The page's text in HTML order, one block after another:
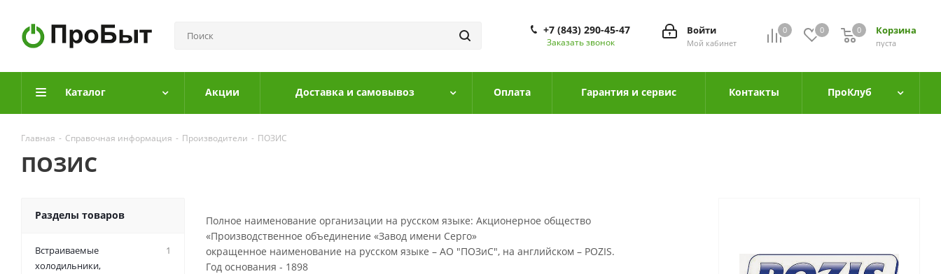
0 0 Корзина
0
пуста
0
Войти
Мой кабинет
+7 (843) 290-45-47
Заказать звонок
Каталог Акции Доставка и самовывоз Оплата Гарантия и сервис Контакты ПроКлуб
Главная - Справочная информация - Производители - ПОЗИС
ПОЗИС
Полное наименование организации на русском языке: Акционерное общество
«Производственное объединение «Завод имени Серго»
окращенное наименование на русском языке – АО "ПОЗиС", на английском – POZIS.
Год основания - 1898
Разделы товаров
Встраиваемые
холодильники,
1